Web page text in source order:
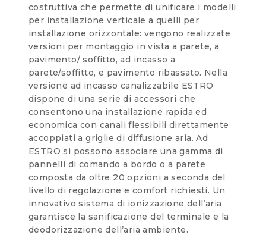
costruttiva che permette di unificare i modelli
per installazione verticale a quelli per
installazione orizzontale: vengono realizzate
versioni per montaggio in vista a parete, a
pavimento/ soffitto, ad incasso a
parete/soffitto, e pavimento ribassato. Nella
versione ad incasso canalizzabile ESTRO
dispone di una serie di accessori che
consentono una installazione rapida ed
economica con canali flessibili direttamente
accoppiati a griglie di diffusione aria. Ad
ESTRO si possono associare una gamma di
pannelli di comando a bordo o a parete
composta da oltre 20 opzioni a seconda del
livello di regolazione e comfort richiesti. Un
innovativo sistema di ionizzazione dell’aria
garantisce la sanificazione del terminale e la
deodorizzazione dell’aria ambiente.